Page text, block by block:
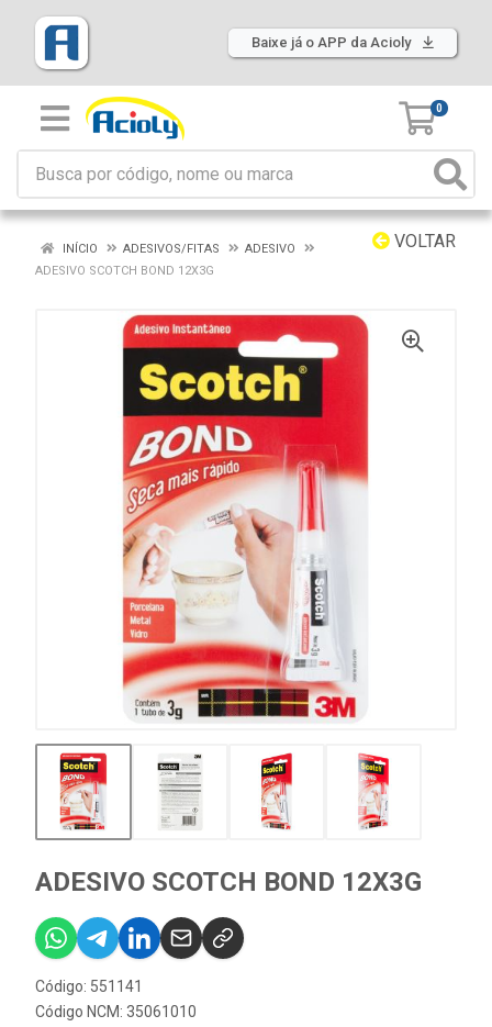
Baixe já o APP da Acioly
0
VOLTAR
INÍCIO ADESIVOS/FITAS
ADESIVO
ADESIVO SCOTCH BOND 12X3G
ADESIVO SCOTCH BOND 12X3G
Código: 551141
Código NCM: 35061010